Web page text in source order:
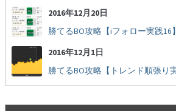
2016年12月20日
2016年12月1日